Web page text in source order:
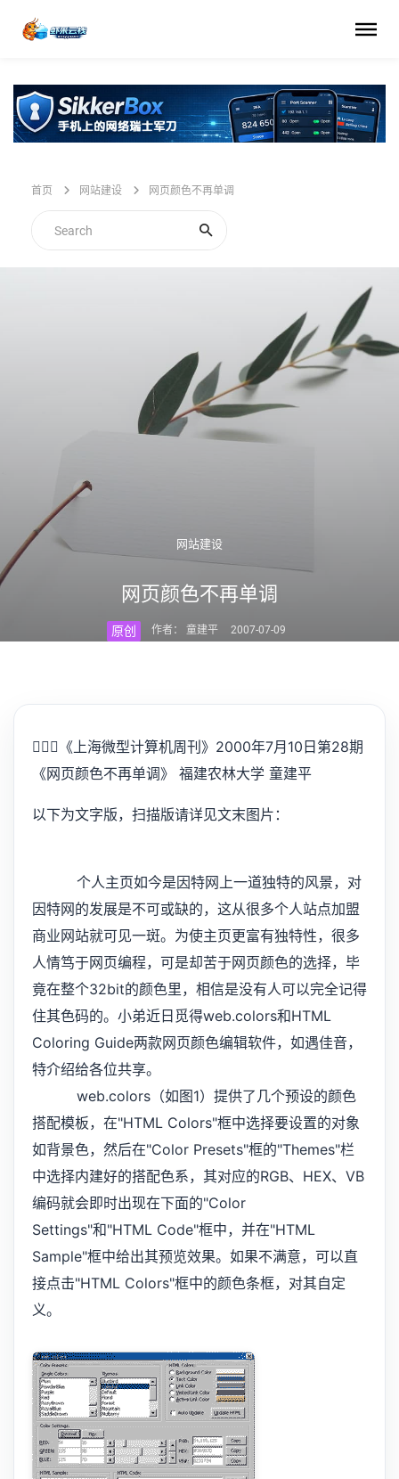
首页 网站建设 网页颜色不再单调
网站建设
网页颜色不再单调
原创 作者： 童建平 2007-07-09
💁🏻‍♂️ 《上海微型计算机周刊》2000年7月10日第28期
《网页颜色不再单调》 福建农林大学 童建平
以下为文字版，扫描版请详见文末图片：
个人主页如今是因特网上一道独特的风景，对
因特网的发展是不可或缺的，这从很多个人站点加盟
商业网站就可见一斑。为使主页更富有独特性，很多
人情笃于网页编程，可是却苦于网页颜色的选择，毕
竟在整个32bit的颜色里，相信是没有人可以完全记得
住其色码的。小弟近日觅得web.colors和HTML
Coloring Guide两款网页颜色编辑软件，如遇佳音，
特介绍给各位共享。
web.colors（如图1）提供了几个预设的颜色
搭配模板，在"HTML Colors"框中选择要设置的对象
如背景色，然后在"Color Presets"框的"Themes"栏
中选择内建好的搭配色系，其对应的RGB、HEX、VB
编码就会即时出现在下面的"Color
Settings"和"HTML Code"框中，并在"HTML
Sample"框中给出其预览效果。如果不满意，可以直
接点击"HTML Colors"框中的颜色条框，对其自定
义。